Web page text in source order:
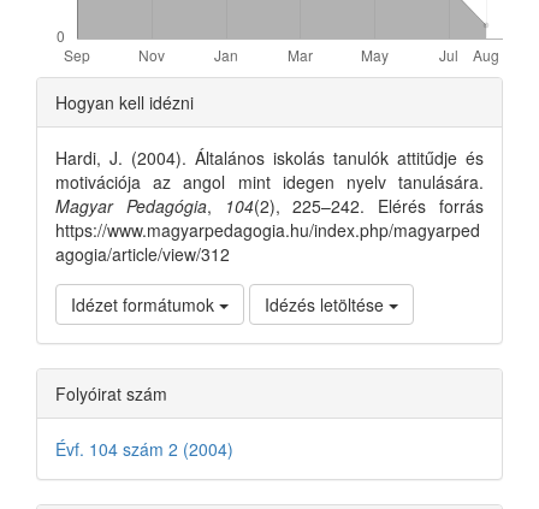
Article
Details
Hogyan kell idézni
Hardi, J. (2004). Általános iskolás tanulók attitűdje és
motivációja az angol mint idegen nyelv tanulására.
Magyar Pedagógia, 104(2), 225–242. Elérés forrás
https://www.magyarpedagogia.hu/index.php/magyarped
agogia/article/view/312
Idézet formátumok Idézés letöltése
Folyóirat szám
Évf. 104 szám 2 (2004)